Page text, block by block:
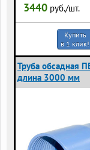
3440 руб./шт.
Купить
в 1 клик!
Труба обсадная
длина 3000 мм